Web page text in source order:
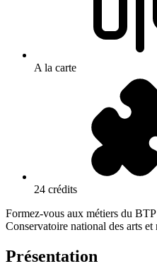
A la carte
24 crédits
Formez-vous aux métiers du
Conservatoire national des arts et
Présentation